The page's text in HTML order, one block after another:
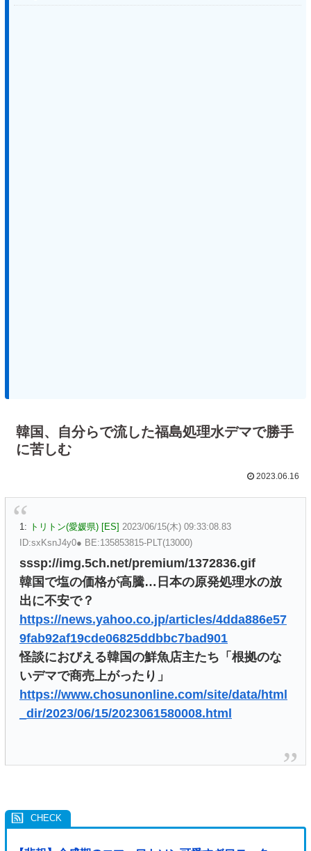
韓国、自分らで流した福島処理水デマで勝手
に苦しむ
2023.06.16
1: トリトン(愛媛県) [ES] 2023/06/15(木) 09:33:08.83
ID:sxKsnJ4y0● BE:135853815-PLT(13000)
sssp://img.5ch.net/premium/1372836.gif
韓国で塩の価格が高騰…日本の原発処理水の放
出に不安で？
https://news.yahoo.co.jp/articles/4dda886e57
9fab92af19cde06825ddbbc7bad901
怪談におびえる韓国の鮮魚店主たち「根拠のな
いデマで商売上がったり」
https://www.chosunonline.com/site/data/html
_dir/2023/06/15/2023061580008.html